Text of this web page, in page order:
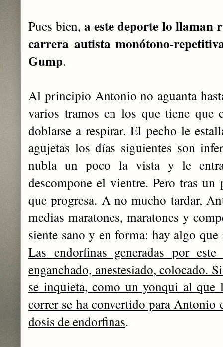
Pues bien,a este deporte lo llaman
carrera autista monótono-
Gump.
Al principio Antonio no aguanta
varios tramos en los que tiene que
doblarse a respirar. El pecho le
agujetas los días siguientes son
nubla un poco la vista y le
descompone el vientre. Pero tras un
que progresa. A no mucho tardar,
medias maratones, maratones y
siente sano y en forma: hay algo
Las endorfinas generadas por
enganchado, anestesiado, colocado.
se inquieta, como un yonqui al que
correr se ha convertido para Antonio
dosis de endorfinas.